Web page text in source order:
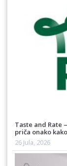
Taste and Rate
priča onako
26 Jula, 2026